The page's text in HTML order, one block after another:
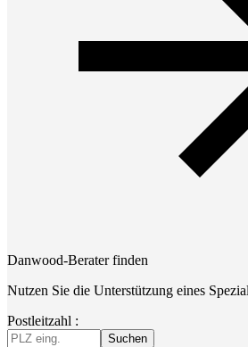
Danwood-Berater finden
Nutzen Sie die Unterstützung eines
Postleitzahl :
Suchen